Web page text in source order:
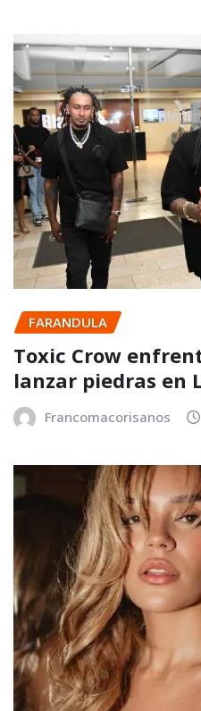
FARANDULA
Toxic Crow
lanzar piedras en
Francomacorisanos